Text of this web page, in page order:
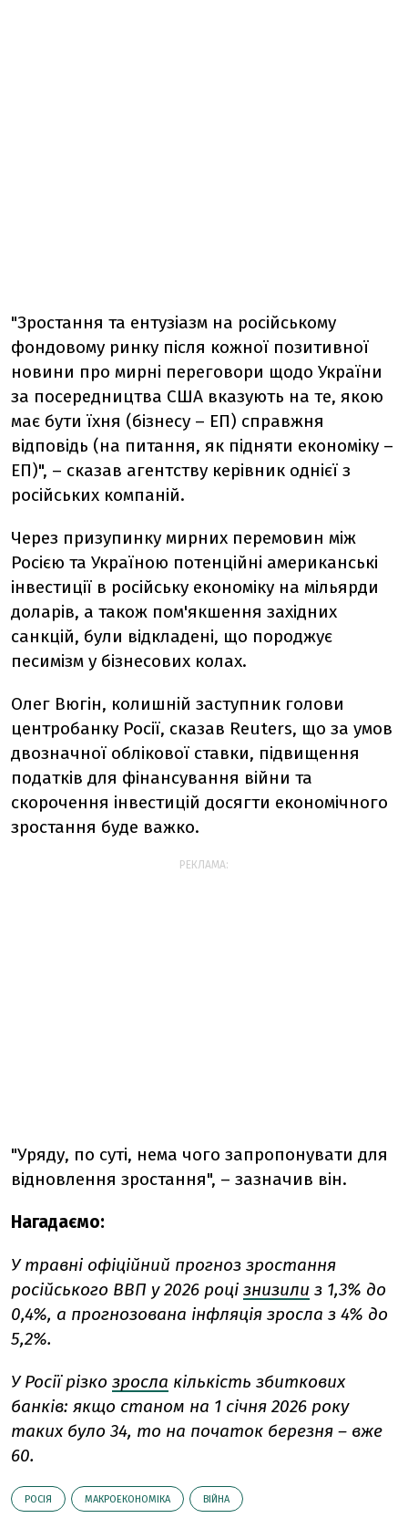
"Зростання та ентузіазм на російському
фондовому ринку після кожної позитивної
новини про мирні переговори щодо України
за посередництва США вказують на те, якою
має бути їхня (бізнесу – ЕП) справжня
відповідь (на питання, як підняти економіку –
ЕП)", – сказав агентству керівник однієї з
російських компаній.
Через призупинку мирних перемовин між
Росією та Україною потенційні американські
інвестиції в російську економіку на мільярди
доларів, а також пом'якшення західних
санкцій, були відкладені, що породжує
песимізм у бізнесових колах.
Олег Вюгін, колишній заступник голови
центробанку Росії, сказав Reuters, що за умов
двозначної облікової ставки, підвищення
податків для фінансування війни та
скорочення інвестицій досягти економічного
зростання буде важко.
РЕКЛАМА:
"Уряду, по суті, нема чого запропонувати для
відновлення зростання", – зазначив він.
Нагадаємо:
У травні офіційний прогноз зростання
російського ВВП у 2026 році знизили з 1,3% до
0,4%, а прогнозована інфляція зросла з 4% до
5,2%.
У Росії різко зросла кількість збиткових
банків: якщо станом на 1 січня 2026 року
таких було 34, то на початок березня – вже
60.
РОСІЯ МАКРОЕКОНОМІКА ВІЙНА